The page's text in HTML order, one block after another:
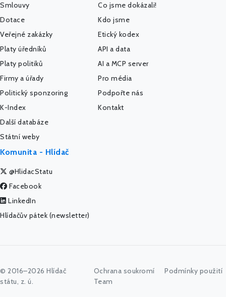
Smlouvy
Dotace
Veřejné zakázky
Platy úředníků
Platy politiků
Firmy a úřady
Politický sponzoring
K-Index
Další databáze
Státní weby
Co jsme dokázali!
Kdo jsme
Etický kodex
API a data
AI a MCP server
Pro média
Podpořte nás
Kontakt
Komunita - Hlídač
@HlidacStatu
Facebook
LinkedIn
Hlídačův pátek (newsletter)
© 2016–2026 Hlídač
státu, z. ú.
Ochrana soukromí
Podmínky použití
Team